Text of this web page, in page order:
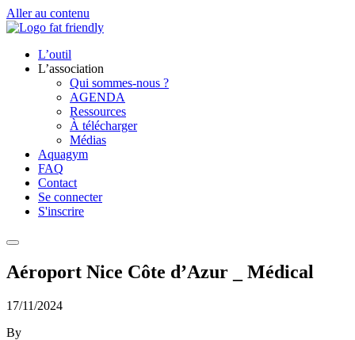
Aller au contenu
L’outil
L’association
Qui sommes-nous ?
AGENDA
Ressources
À télécharger
Médias
Aquagym
FAQ
Contact
Se connecter
S'inscrire
Aéroport Nice Côte d’Azur _ Médical
17/11/2024
By